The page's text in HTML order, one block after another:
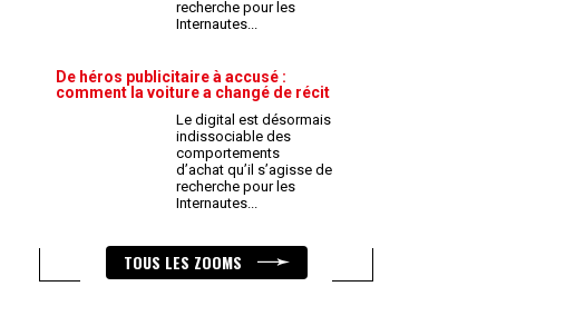
recherche pour les
Internautes...
De héros publicitaire à accusé :
comment la voiture a changé de récit
Le digital est désormais
indissociable des
comportements
d’achat qu’il s’agisse de
recherche pour les
Internautes...
TOUS LES ZOOMS